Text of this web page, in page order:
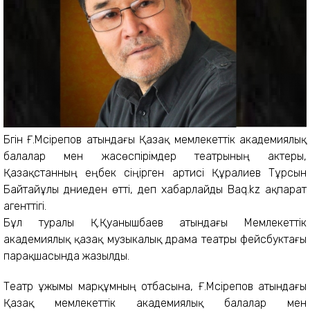
Бүгін Ғ.Мүсірепов атындағы Қазақ мемлекеттік академиялық
балалар мен жасөспірімдер театрының актеры,
Қазақстанның еңбек сіңірген артисі Құралиев Тұрсын
Байтайұлы дүниеден өтті, деп хабарлайды Baq.kz ақпарат
агенттігі.
Бұл туралы Қ.Қуанышбаев атындағы Мемлекеттік
академиялық қазақ музыкалық драма театры фейсбуктағы
парақшасында жазылды.
Театр ұжымы марқұмның отбасына, Ғ.Мүсірепов атындағы
Қазақ мемлекеттік академиялық балалар мен